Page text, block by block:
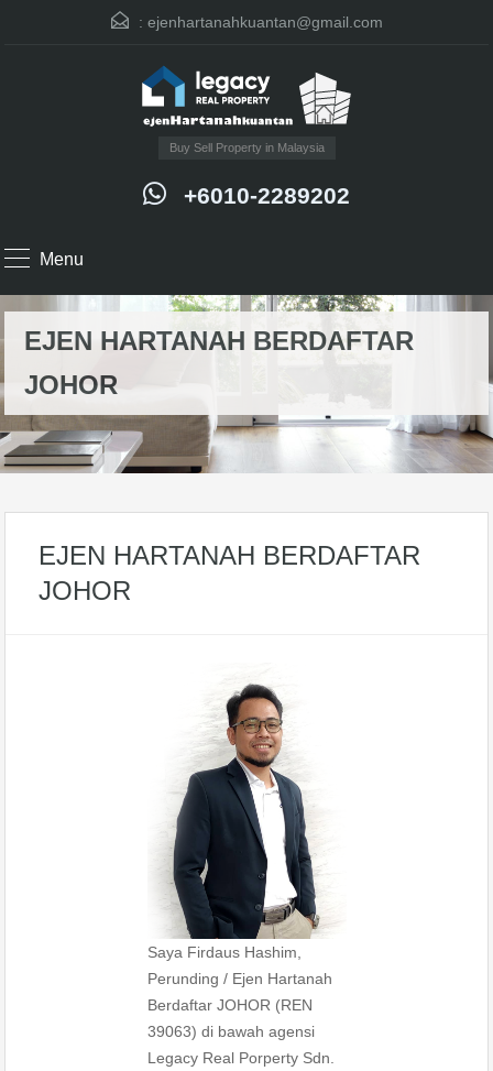
: ejenhartanahkuantan@gmail.com
Buy Sell Property in Malaysia
+6010-2289202
Menu
EJEN HARTANAH BERDAFTAR
JOHOR
EJEN HARTANAH BERDAFTAR
JOHOR
Saya Firdaus Hashim,
Perunding / Ejen Hartanah
Berdaftar JOHOR (REN
39063) di bawah agensi
Legacy Real Porperty Sdn.